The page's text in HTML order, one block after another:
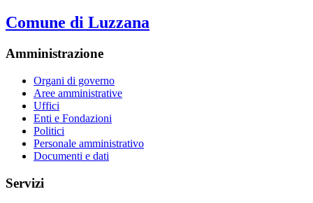
Comune di Luzzana
Amministrazione
Organi di governo
Aree amministrative
Uffici
Enti e Fondazioni
Politici
Personale amministrativo
Documenti e dati
Servizi